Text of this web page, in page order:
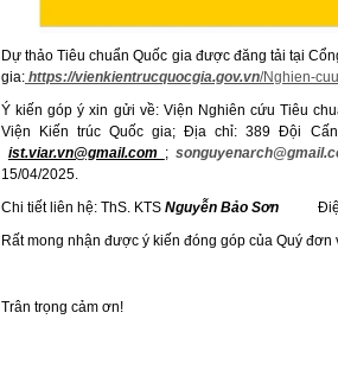
Dự thảo Tiêu chuẩn Quốc gia được đăng tải tại
gia: https://vienkientrucquocgia.gov.vn/Nghien-
Ý kiến góp ý xin gửi về: Viện Nghiên cứu Tiêu
Viện Kiến trúc Quốc gia; Địa chỉ: 389 Đội
ist.viar.vn@gmail.com ;
15/04/2025.
Chi tiết liên hệ: ThS. KTS Nguyễn Bảo Sơn Điện
Rất mong nhận được ý kiến đóng góp của Quý đơn
Trân trọng cảm ơn!